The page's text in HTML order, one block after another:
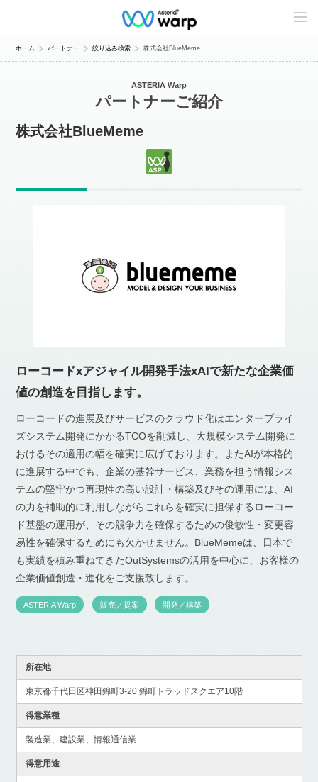
C
n
e
ホーム パートナー 絞り込み検索 株式会社BlueMeme
ASTERIA Warp
パートナーご紹介
株式会社BlueMeme
ローコードxアジャイル開発手法xAIで新たな企業価
値の創造を目指します。
ローコードの進展及びサービスのクラウド化はエンタープライ
ズシステム開発にかかるTCOを削減し、大規模システム開発に
おけるその適用の幅を確実に広げております。またAIが本格的
に進展する中でも、企業の基幹サービス、業務を担う情報シス
テムの堅牢かつ再現性の高い設計・構築及びその運用には、AI
の力を補助的に利用しながらこれらを確実に担保するローコー
ド基盤の運用が、その競争力を確保するための俊敏性・変更容
易性を確保するためにも欠かせません。BlueMemeは、日本で
も実績を積み重ねてきたOutSystemsの活用を中心に、お客様の
企業価値創造・進化をご支援致します。
ASTERIA Warp 販売／提案 開発／構築
所在地
東京都千代田区神田錦町3-20 錦町トラッドスクエア10階
得意業種
製造業、建設業、情報通信業
得意用途